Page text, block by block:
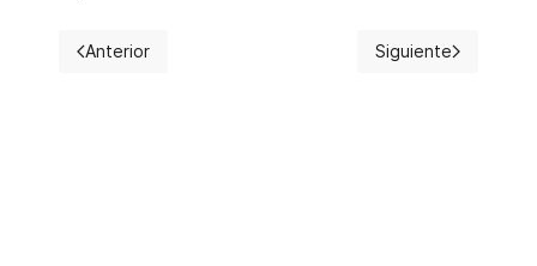
Artículo anterior: Reunión de presentación de
Anterior Artículo siguiente: I
Siguiente